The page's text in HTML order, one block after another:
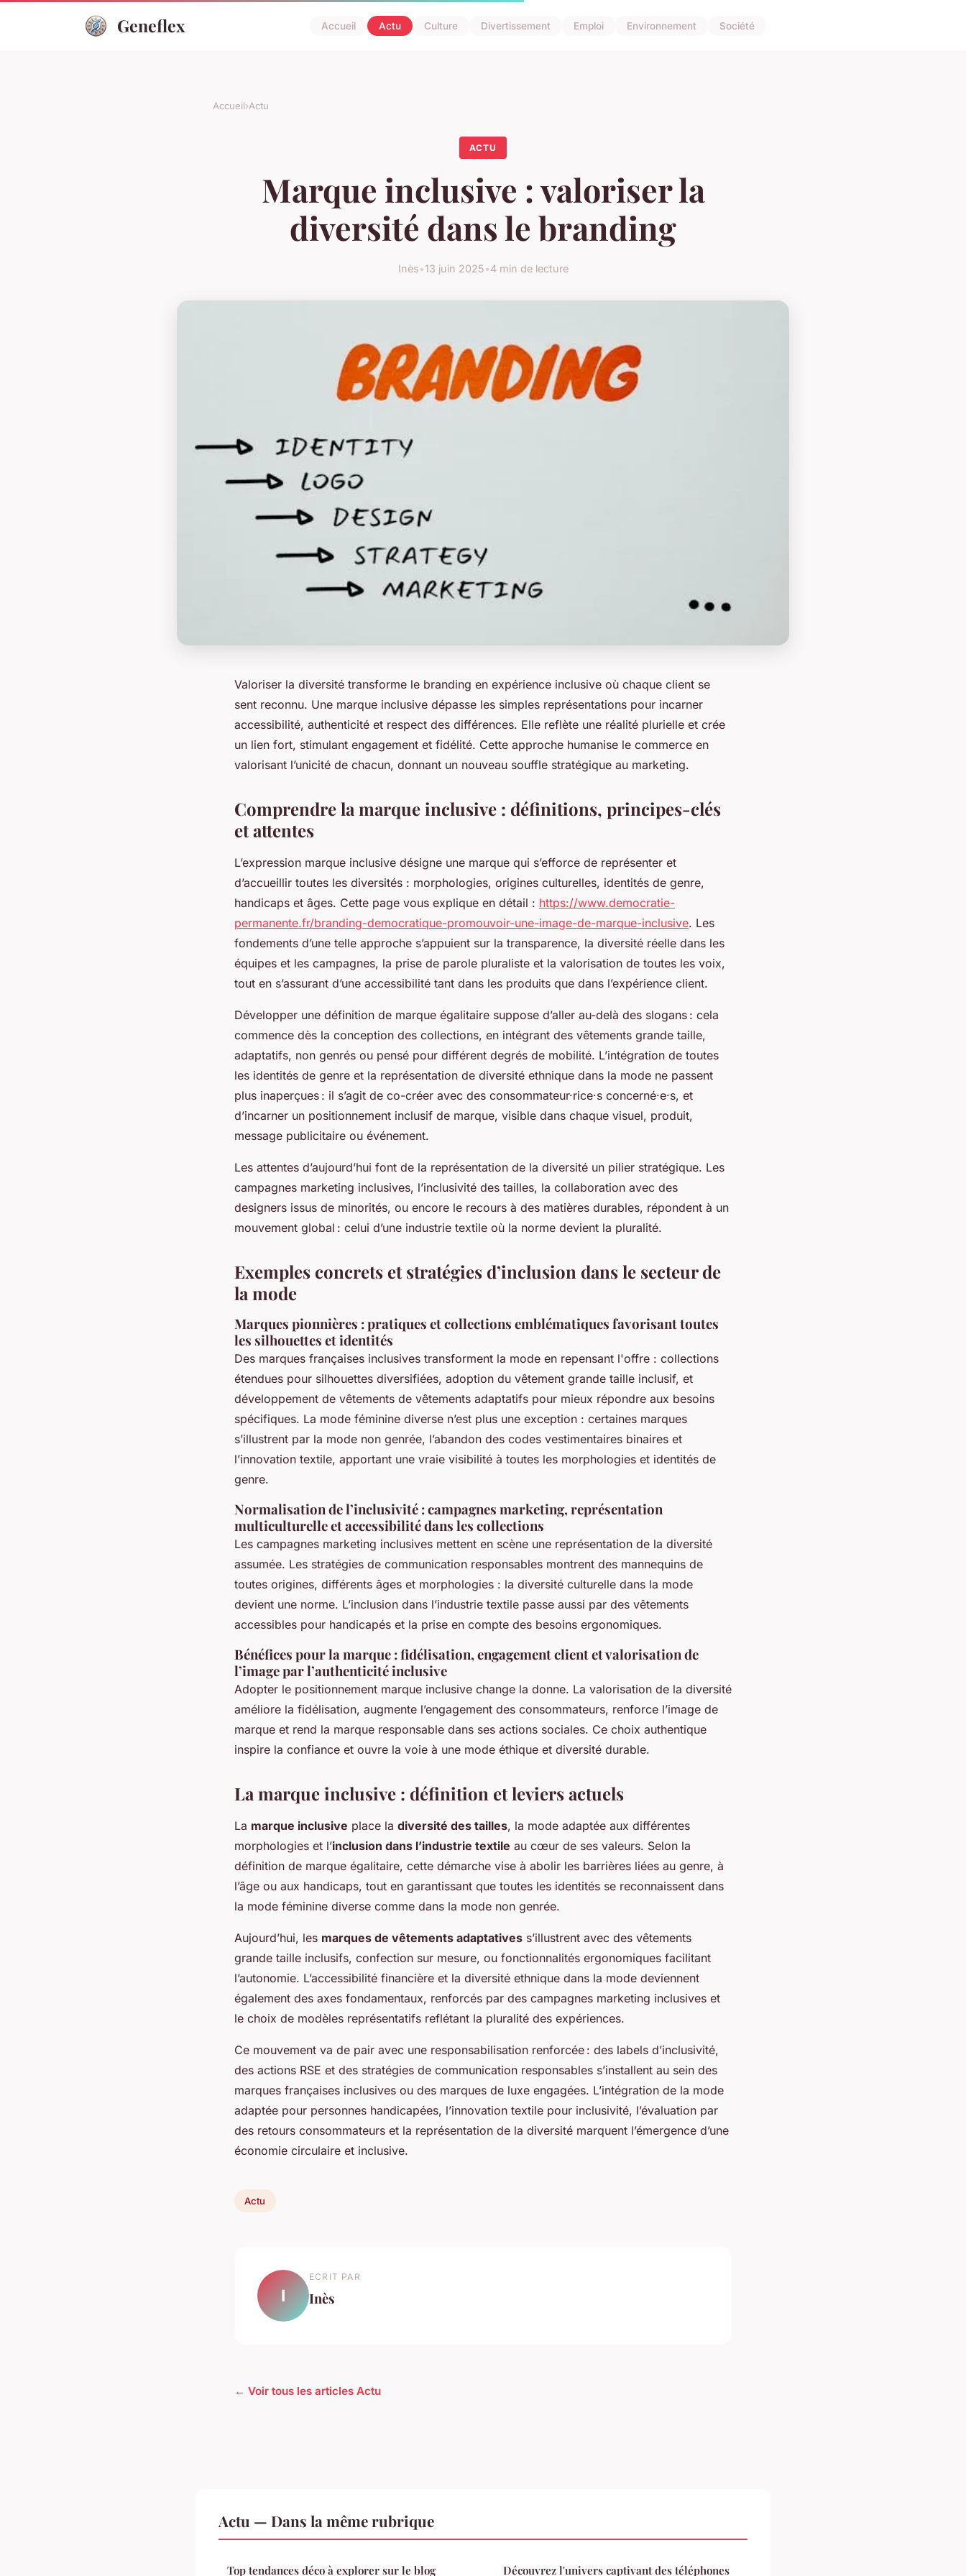
Geneflex Accueil Actu Culture Divertissement Emploi Environnement Société
Accueil›Actu
ACTU
Marque inclusive : valoriser la
diversité dans le branding
Inès•13 juin 2025•4 min de lecture
Valoriser la diversité transforme le branding en expérience inclusive où chaque client se
sent reconnu. Une marque inclusive dépasse les simples représentations pour incarner
accessibilité, authenticité et respect des différences. Elle reflète une réalité plurielle et crée
un lien fort, stimulant engagement et fidélité. Cette approche humanise le commerce en
valorisant l’unicité de chacun, donnant un nouveau souffle stratégique au marketing.
Comprendre la marque inclusive : définitions, principes-clés
et attentes
L’expression marque inclusive désigne une marque qui s’efforce de représenter et
d’accueillir toutes les diversités : morphologies, origines culturelles, identités de genre,
handicaps et âges. Cette page vous explique en détail : https://www.democratie-
permanente.fr/branding-democratique-promouvoir-une-image-de-marque-inclusive. Les
fondements d’une telle approche s’appuient sur la transparence, la diversité réelle dans les
équipes et les campagnes, la prise de parole pluraliste et la valorisation de toutes les voix,
tout en s’assurant d’une accessibilité tant dans les produits que dans l’expérience client.
Développer une définition de marque égalitaire suppose d’aller au-delà des slogans : cela
commence dès la conception des collections, en intégrant des vêtements grande taille,
adaptatifs, non genrés ou pensé pour différent degrés de mobilité. L’intégration de toutes
les identités de genre et la représentation de diversité ethnique dans la mode ne passent
plus inaperçues : il s’agit de co-créer avec des consommateur·rice·s concerné·e·s, et
d’incarner un positionnement inclusif de marque, visible dans chaque visuel, produit,
message publicitaire ou événement.
Les attentes d’aujourd’hui font de la représentation de la diversité un pilier stratégique. Les
campagnes marketing inclusives, l’inclusivité des tailles, la collaboration avec des
designers issus de minorités, ou encore le recours à des matières durables, répondent à un
mouvement global : celui d’une industrie textile où la norme devient la pluralité.
Exemples concrets et stratégies d’inclusion dans le secteur de
la mode
Marques pionnières : pratiques et collections emblématiques favorisant toutes
les silhouettes et identités
Des marques françaises inclusives transforment la mode en repensant l'offre : collections
étendues pour silhouettes diversifiées, adoption du vêtement grande taille inclusif, et
développement de vêtements de vêtements adaptatifs pour mieux répondre aux besoins
spécifiques. La mode féminine diverse n’est plus une exception : certaines marques
s’illustrent par la mode non genrée, l’abandon des codes vestimentaires binaires et
l’innovation textile, apportant une vraie visibilité à toutes les morphologies et identités de
genre.
Normalisation de l’inclusivité : campagnes marketing, représentation
multiculturelle et accessibilité dans les collections
Les campagnes marketing inclusives mettent en scène une représentation de la diversité
assumée. Les stratégies de communication responsables montrent des mannequins de
toutes origines, différents âges et morphologies : la diversité culturelle dans la mode
devient une norme. L’inclusion dans l’industrie textile passe aussi par des vêtements
accessibles pour handicapés et la prise en compte des besoins ergonomiques.
Bénéfices pour la marque : fidélisation, engagement client et valorisation de
l’image par l’authenticité inclusive
Adopter le positionnement marque inclusive change la donne. La valorisation de la diversité
améliore la fidélisation, augmente l’engagement des consommateurs, renforce l’image de
marque et rend la marque responsable dans ses actions sociales. Ce choix authentique
inspire la confiance et ouvre la voie à une mode éthique et diversité durable.
La marque inclusive : définition et leviers actuels
La marque inclusive place la diversité des tailles, la mode adaptée aux différentes
morphologies et l’inclusion dans l’industrie textile au cœur de ses valeurs. Selon la
définition de marque égalitaire, cette démarche vise à abolir les barrières liées au genre, à
l’âge ou aux handicaps, tout en garantissant que toutes les identités se reconnaissent dans
la mode féminine diverse comme dans la mode non genrée.
Aujourd’hui, les marques de vêtements adaptatives s’illustrent avec des vêtements
grande taille inclusifs, confection sur mesure, ou fonctionnalités ergonomiques facilitant
l’autonomie. L’accessibilité financière et la diversité ethnique dans la mode deviennent
également des axes fondamentaux, renforcés par des campagnes marketing inclusives et
le choix de modèles représentatifs reflétant la pluralité des expériences.
Ce mouvement va de pair avec une responsabilisation renforcée : des labels d’inclusivité,
des actions RSE et des stratégies de communication responsables s’installent au sein des
marques françaises inclusives ou des marques de luxe engagées. L’intégration de la mode
adaptée pour personnes handicapées, l’innovation textile pour inclusivité, l’évaluation par
des retours consommateurs et la représentation de la diversité marquent l’émergence d’une
économie circulaire et inclusive.
Actu
I
ECRIT PAR
Inès
← Voir tous les articles Actu
Actu — Dans la même rubrique
Top tendances déco à explorer sur le blog Découvrez l'univers captivant des téléphones